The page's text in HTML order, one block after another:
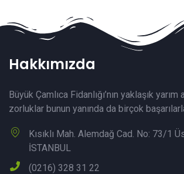
Hakkımızda
Büyük Çamlıca Fidanlığı’nın yaklaşık yarım
zorluklar bunun yanında da birçok
Kısıklı Mah. Alemdağ Cad. No: 73/1
İSTANBUL
(0216) 328 31 22